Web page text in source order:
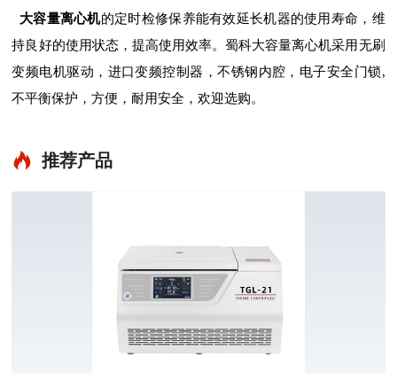
大容量离心机的定时检修保养能有效延长机器的使用寿命，维
持良好的使用状态，提高使用效率。蜀科大容量离心机采用无刷
变频电机驱动，进口变频控制器，不锈钢内腔，电子安全门锁,
不平衡保护，方便，耐用安全，欢迎选购。
推荐产品